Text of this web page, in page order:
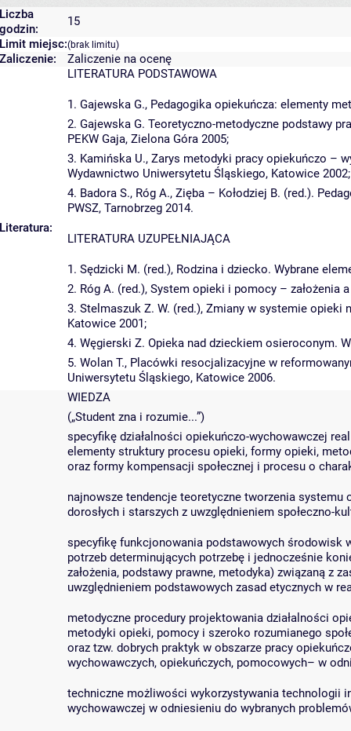
Liczba
godzin:
15
Limit miejsc:(brak limitu)
Zaliczenie: Zaliczenie na ocenę
Literatura:
LITERATURA PODSTAWOWA
1. Gajewska G., Pedagogika opiekuńcza: elementy
2. Gajewska G. Teoretyczno-metodyczne podstawy
PEKW Gaja, Zielona Góra 2005;
3. Kamińska U., Zarys metodyki pracy opiekuńczo –
Wydawnictwo Uniwersytetu Śląskiego, Katowice 2002;
4. Badora S., Róg A., Zięba – Kołodziej B. (red.).
PWSZ, Tarnobrzeg 2014.
LITERATURA UZUPEŁNIAJĄCA
1. Sędzicki M. (red.), Rodzina i dziecko. Wybrane
2. Róg A. (red.), System opieki i pomocy – założenia
3. Stelmaszuk Z. W. (red.), Zmiany w systemie opieki
Katowice 2001;
4. Węgierski Z. Opieka nad dzieckiem osieroconym.
5. Wolan T., Placówki resocjalizacyjne w
Uniwersytetu Śląskiego, Katowice 2006.
WIEDZA
(„Student zna i rozumie...”)
specyfikę działalności opiekuńczo-wychowawczej
elementy struktury procesu opieki, formy opieki,
oraz formy kompensacji społecznej i procesu o
najnowsze tendencje teoretyczne tworzenia
dorosłych i starszych z uwzględnieniem społeczno-
specyfikę funkcjonowania podstawowych środowisk
potrzeb determinujących potrzebę i jednocześnie
założenia, podstawy prawne, metodyka) związaną z
uwzględnieniem podstawowych zasad etycznych w
metodyczne procedury projektowania działalności
metodyki opieki, pomocy i szeroko rozumianego
oraz tzw. dobrych praktyk w obszarze pracy
wychowawczych, opiekuńczych, pomocowych– w
techniczne możliwości wykorzystywania technologii
wychowawczej w odniesieniu do wybranych